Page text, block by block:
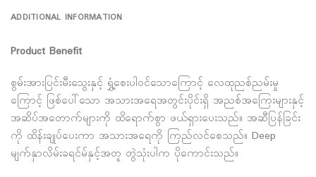
ADDITIONAL INFORMATION
Product Benefit
စွမ်းအားပြင်းမီးသွေးနှင့် ရွှံ့စေးပါဝင်သောကြောင့် လေထုညစ်ညမ်းမှု
ကြောင့် ဖြစ်ပေါ်သော အသားအရေအတွင်းပိုင်းရှိ အညစ်အကြေးများနှင့်
အဆိပ်အတောက်များကို ထိရောက်စွာ ဖယ်ရှားပေးသည်။ အဆီပြန်ခြင်း
ကို ထိန်းချုပ်ပေးကာ အသားအရေကို ကြည်လင်စေသည်။ Deep
မျက်နှာလိမ်းခရင်မ်နှင့်အတူ တွဲသုံးပါက ပိုကောင်းသည်။